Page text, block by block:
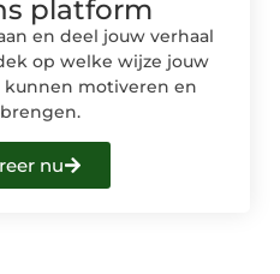
platform
en deel jouw verhaal
op welke wijze jouw
motiveren en
nu